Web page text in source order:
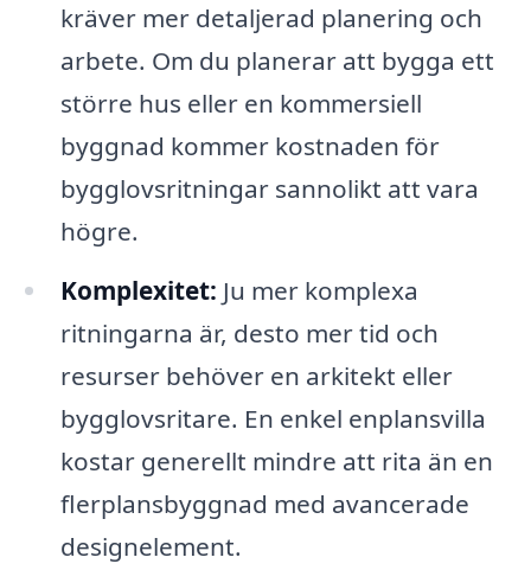
kräver mer detaljerad planering och
arbete. Om du planerar att bygga ett
större hus eller en kommersiell
byggnad kommer kostnaden för
bygglovsritningar sannolikt att vara
högre.
Komplexitet: Ju mer komplexa
ritningarna är, desto mer tid och
resurser behöver en arkitekt eller
bygglovsritare. En enkel enplansvilla
kostar generellt mindre att rita än en
flerplansbyggnad med avancerade
designelement.